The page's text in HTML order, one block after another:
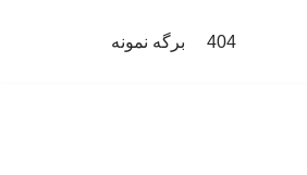
404 برگه نمونه